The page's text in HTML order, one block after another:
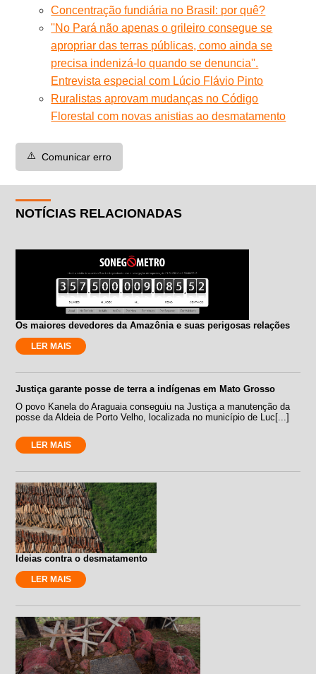
Concentração fundiária no Brasil: por quê?
''No Pará não apenas o grileiro consegue se
apropriar das terras públicas, como ainda se
precisa indenizá-lo quando se denuncia''.
Entrevista especial com Lúcio Flávio Pinto
Ruralistas aprovam mudanças no Código
Florestal com novas anistias ao desmatamento
⚠️ Comunicar erro
NOTÍCIAS RELACIONADAS
Os maiores devedores da Amazônia e suas perigosas relações
LER MAIS
Justiça garante posse de terra a indígenas em Mato Grosso
O povo Kanela do Araguaia conseguiu na Justiça a manutenção da
posse da Aldeia de Porto Velho, localizada no município de Luc[...]
LER MAIS
Ideias contra o desmatamento
LER MAIS